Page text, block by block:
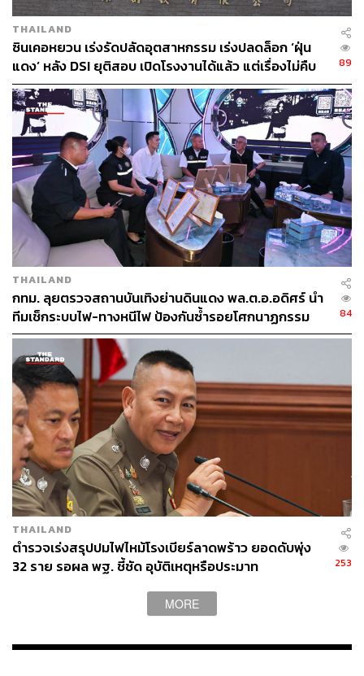
THAILAND
ซินเคอหยวน เร่งรัดปลัดอุตสาหกรรม เร่งปลดล็อก ‘ฝุ่น
แดง’ หลัง DSI ยุติสอบ เปิดโรงงานได้แล้ว แต่เรื่องไม่คืบ
หน้า
89
THAILAND
กทม. ลุยตรวจสถานบันเทิงย่านดินแดง พล.ต.อ.อดิศร์ นำ
ทีมเช็กระบบไฟ-ทางหนีไฟ ป้องกันซ้ำรอยโศกนาฏกรรม
84
THAILAND
ตำรวจเร่งสรุปปมไฟไหม้โรงเบียร์ลาดพร้าว ยอดดับพุ่ง
32 ราย รอผล พฐ. ชี้ชัด อุบัติเหตุหรือประมาท
253
MORE